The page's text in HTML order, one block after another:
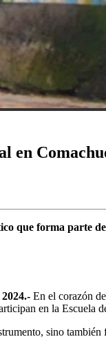
en
que forma parte
En el corazón
en la
sino